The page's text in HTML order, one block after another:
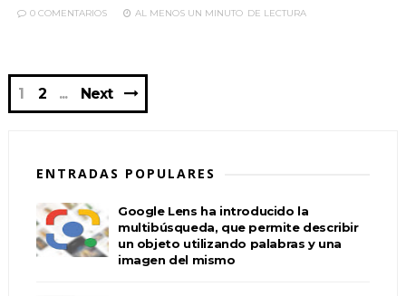
0 COMENTARIOS AL MENOS UN MINUTO DE LECTURA
1 2 Next
ENTRADAS POPULARES
Google Lens ha introducido la
multibúsqueda, que permite describir
un objeto utilizando palabras y una
imagen del mismo